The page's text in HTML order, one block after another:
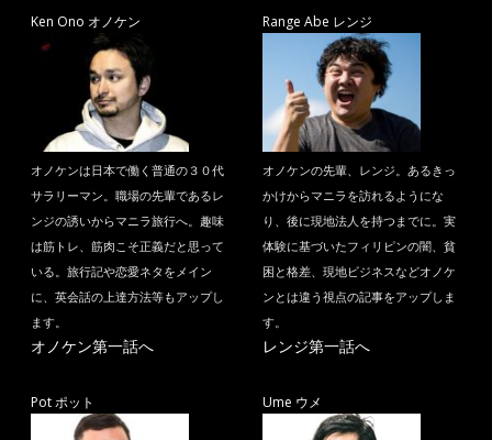
Ken Ono オノケン
オノケンは日本で働く普通の３０代
サラリーマン。職場の先輩であるレ
ンジの誘いからマニラ旅行へ。趣味
は筋トレ、筋肉こそ正義だと思って
いる。旅行記や恋愛ネタをメイン
に、英会話の上達方法等もアップし
ます。
オノケン第一話へ
Range Abe レンジ
オノケンの先輩、レンジ。あるきっ
かけからマニラを訪れるようにな
り、後に現地法人を持つまでに。実
体験に基づいたフィリピンの闇、貧
困と格差、現地ビジネスなどオノケ
ンとは違う視点の記事をアップしま
す。
レンジ第一話へ
Pot ポット Ume ウメ